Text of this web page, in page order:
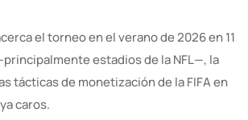
el torneo en el verano de 2026 en 11
estadios de la NFL—, la
tácticas de monetización de la FIFA en
caros.